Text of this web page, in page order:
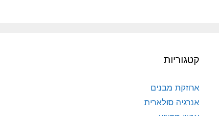
קטגוריות
אחזקת מבנים
אנרגיה סולארית